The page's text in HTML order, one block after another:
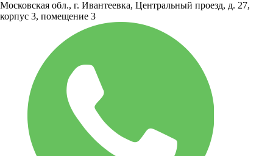
Московская обл., г. Ивантеевка, Центральный проезд, д. 27,
корпус 3, помещение 3